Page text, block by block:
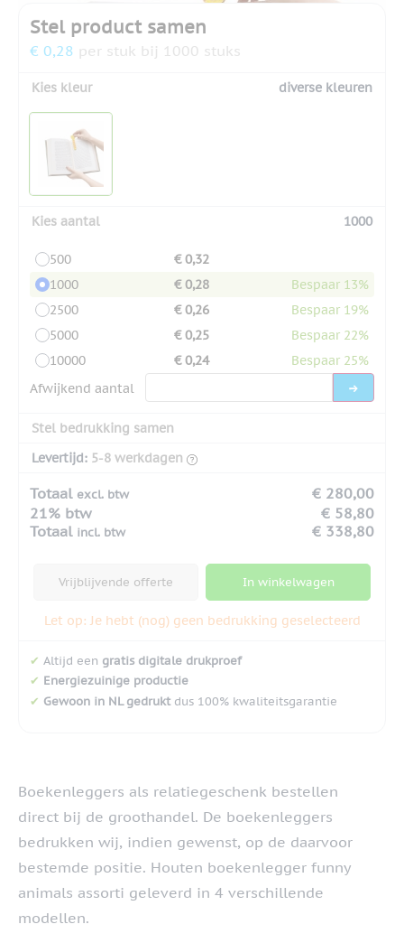
Stel product samen
€ 0,28 per stuk bij 1000 stuks
Kies kleur diverse kleuren
Kies aantal 1000
500
€ 0,32
1000
€ 0,28
Bespaar 13%
2500
€ 0,26
Bespaar 19%
5000
€ 0,25
Bespaar 22%
10000
€ 0,24
Bespaar 25%
Afwijkend aantal
Stel bedrukking samen
Levertijd: 5-8 werkdagen
Totaal excl. btw
€ 280,00
21% btw
€ 58,80
Totaal incl. btw € 338,80
Vrijblijvende offerte In winkelwagen
Let op: Je hebt (nog) geen bedrukking geselecteerd
✔ Altijd een gratis digitale drukproef
✔ Energiezuinige productie
✔ Gewoon in NL gedruktdus 100% kwaliteitsgarantie
Boekenleggers als relatiegeschenk bestellen
direct bij de groothandel. De boekenleggers
bedrukken wij, indien gewenst, op de daarvoor
bestemde positie. Houten boekenlegger funny
animals assorti geleverd in 4 verschillende
modellen.